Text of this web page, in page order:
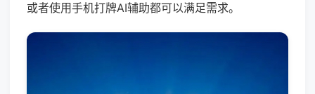
或者使用手机打牌AI辅助都可以满足需求。